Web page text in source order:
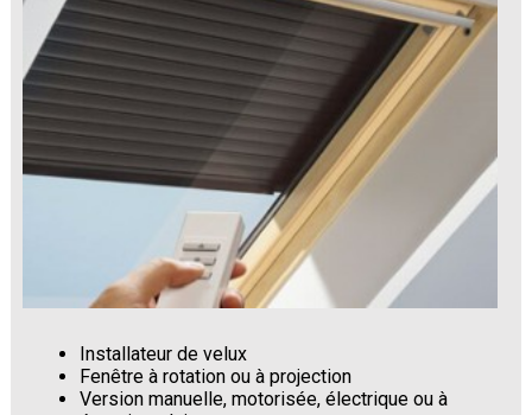
Installateur de velux
Fenêtre à rotation ou à projection
Version manuelle, motorisée, électrique ou à